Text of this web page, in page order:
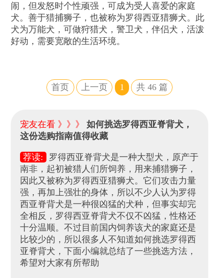
闹，但发怒时个性顽强，可成为受人喜爱的家庭
犬。善于猎捕狮子，也被称为罗得西亚猎狮犬。此
犬为万能犬，可做狩猎犬，警卫犬，伴侣犬，活泼
好动，需要宽敞的生活环境。
首页 上一页 1 共46 篇
宠友在看 》》》如何挑选罗得西亚脊背犬，
这份选购指南值得收藏
荐读:
罗得西亚脊背犬是一种大型犬，原产于
南非，起初被猎人们所饲养，用来捕猎狮子，
因此又被称为罗得西亚猎狮犬。它们攻击力量
强，再加上强壮的身体，所以不少人认为罗得
西亚脊背犬是一种很凶猛的犬种，但事实却完
全相反，罗得西亚脊背犬不仅不凶猛，性格还
十分温顺。不过目前国内饲养该犬的家庭还是
比较少的，所以很多人不知道如何挑选罗得西
亚脊背犬，下面小编就总结了一些挑选方法，
希望对大家有所帮助